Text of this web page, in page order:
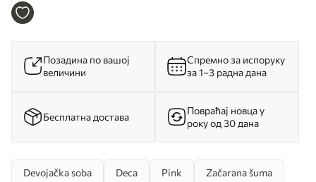
u97614
Позадина по вашој
величини
Спремно за испоруку
за 1–3 радна дана
Бесплатна достава
Повраћај новца у
року од 30 дана
Devojačka soba Deca Pink Začarana šuma